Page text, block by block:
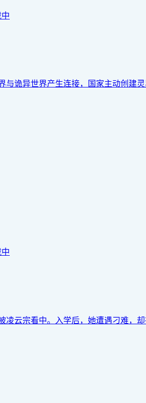
与诡异世界产生连接，国家主动创建
凌云宗看中。入学后，她遭遇刁难